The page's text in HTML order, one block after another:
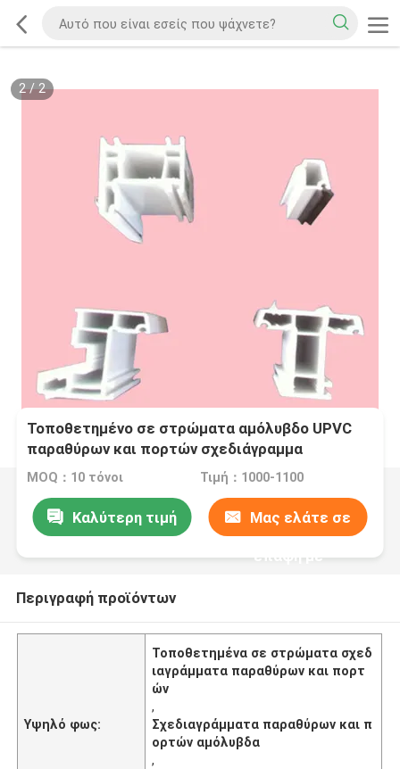
2/2
Τοποθετημένο σε στρώματα αμόλυβδο UPVC
παραθύρων και πορτών σχεδιάγραμμα
πλαισίων πορτών σχεδιαγραμμάτων
MOQ：10 τόνοι Τιμή：1000-1100
Καλύτερη τιμή Μας ελάτε σε
επαφή με
Περιγραφή προϊόντων
Υψηλό φως:
Τοποθετημένα σε στρώματα σχεδ
ιαγράμματα παραθύρων και πορτ
ών
,
Σχεδιαγράμματα παραθύρων και π
ορτών αμόλυβδα
,